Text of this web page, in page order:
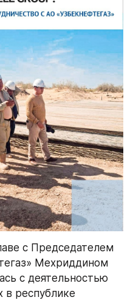
с Председателем
Мехриддином
с деятельностью
в республике